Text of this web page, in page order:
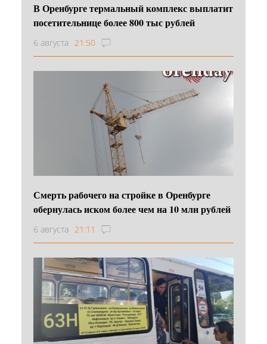
В Оренбурге термальный комплекс выплатит
посетительнице более 800 тыс рублей
6 августа 21:50
Смерть рабочего на стройке в Оренбурге
обернулась иском более чем на 10 млн рублей
6 августа 21:11